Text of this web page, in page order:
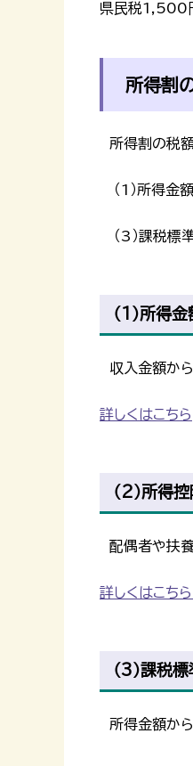
県民税1,500
所得割
所得割の税額
（1）所得金
（3）課税標
（1）所得金
収入金額か
詳しくはこちら
（2）所得
配偶者や扶
詳しくはこ
（3）課税
所得金額か